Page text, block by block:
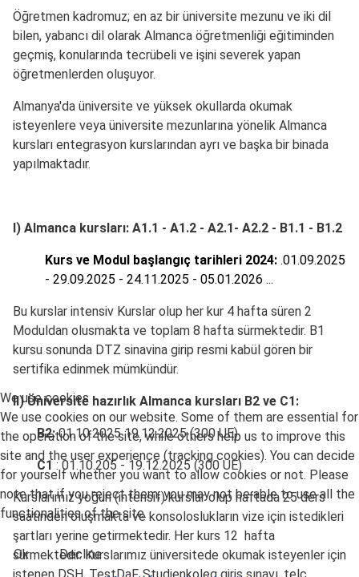
Öğretmen kadromuz; en az bir üniversite mezunu ve iki dil
bilen, yabancı dil olarak Almanca öğretmenliği eğitiminden
geçmiş, konularında tecrübeli ve işini severek yapan
öğretmenlerden oluşuyor.
Almanya'da üniversite ve yüksek okullarda okumak
isteyenlere veya üniversite mezunlarına yönelik Almanca
kursları entegrasyon kurslarından ayrı ve başka bir binada
yapılmaktadır.
I) Almanca kursları: A1.1 - A1.2 - A2.1- A2.2 - B1.1 - B1.2
Kurs ve Modul başlangıç tarihleri 2024: .01.09.2025
- 29.09.2025 - 24.11.2025 - 05.01.2026 ...
Bu kurslar intensiv Kurslar olup her kur 4 hafta süren 2
Moduldan olusmakta ve toplam 8 hafta sürmektedir. B1
kursu sonunda DTZ sinavina girip resmi kabül gören bir
sertifika edinmek mümkündür.
II) Üniversite hazırlık Almanca kursları B2 ve C1:
B2:01.10.2025 19.12.2025 (300 UE)
C1 : 01.10.205 - 19.12.2025 (300 UE)
Kurslarımız yoğun (intensif) kurslar olup haftada 25 ders
saatinden oluşmakta ve konsoloslukların vize için istedikleri
şartları yerine getirmektedir. Her kurs 12 hafta
sürmektedir. Kurslarımız üniversitede okumak isteyenler için
We use cookies
We use cookies on our website. Some of them are essential for
the operation of the site, while others help us to improve this
site and the user experience (tracking cookies). You can decide
for yourself whether you want to allow cookies or not. Please
note that if you reject them, you may not be able to use all the
functionalities of the site.
Ok
Decline